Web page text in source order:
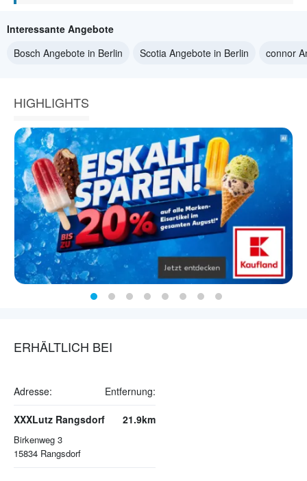
Interessante Angebote
Bosch Angebote in Berlin
Scotia Angebote in Berlin connor
HIGHLIGHTS
ERHÄLTLICH BEI
Adresse: Entfernung:
XXXLutz Rangsdorf
Birkenweg 3
15834 Rangsdorf
21.9km